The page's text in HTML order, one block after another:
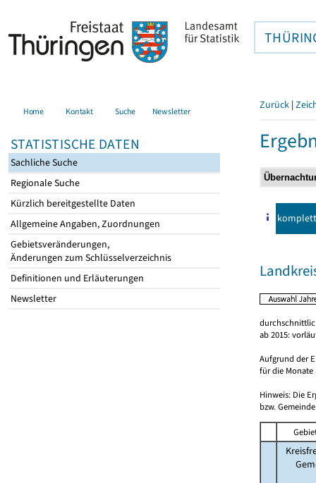
Home Kontakt Suche Newsletter
STATISTISCHE DATEN
Sachliche Suche
Regionale Suche
Kürzlich bereitgestellte Daten
Allgemeine Angaben, Zuordnungen
Gebietsveränderungen,
Änderungen zum Schlüsselverzeichnis
Definitionen und Erläuterungen
Newsletter
Zurück |
komplett
ab 2015:
Aufgrund der
für die Monate
Hinweis: Die
bzw.